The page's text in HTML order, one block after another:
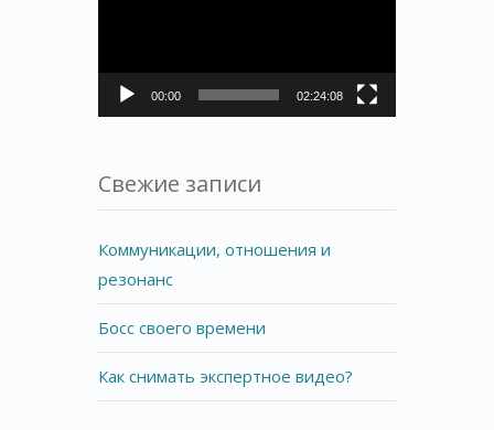
00:00 02:24:08
Свежие записи
Коммуникации, отношения и
резонанс
Босс своего времени
Как снимать экспертное видео?